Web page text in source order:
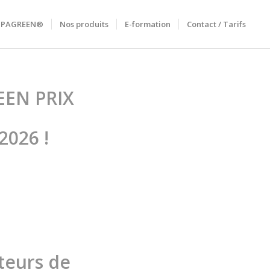
Nos produits E-formation Contact / Tarifs
PRIX
!
de